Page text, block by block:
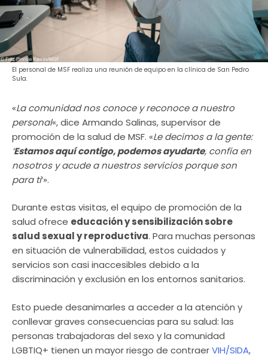
El personal de MSF realiza una reunión de equipo en la clínica de San Pedro
Sula.
«La comunidad nos conoce y reconoce a nuestro
personal«, dice Armando Salinas, supervisor de
promoción de la salud de MSF. «Le decimos a la gente:
‘Estamos aquí contigo, podemos ayudarte, confía en
nosotros y acude a nuestros servicios porque son
para ti‘».
Durante estas visitas, el equipo de promoción de la
salud ofrece educación y sensibilización sobre
salud sexual y reproductiva. Para muchas personas
en situación de vulnerabilidad, estos cuidados y
servicios son casi inaccesibles debido a la
discriminación y exclusión en los entornos sanitarios.
Esto puede desanimarles a acceder a la atención y
conllevar graves consecuencias para su salud: las
personas trabajadoras del sexo y la comunidad
LGBTIQ+ tienen un mayor riesgo de contraerVIH/SIDA,